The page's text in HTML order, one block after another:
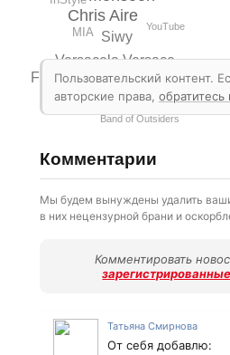
Chris Aire
Siwy
Versacela Versace
Francisco Costa
MIA
Christian Audigier
YouTube
Band of Outsiders
Пользовательский контент.
авторские права,
Комментарии
Мы будем вынуждены удалить
в них нецензурной брани и
Комментировать
зарегистрированные
Татьяна Смирнова
От себя добавлю: